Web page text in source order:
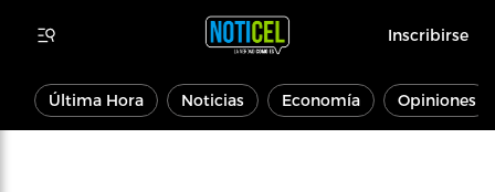
Inscribirse
Última Hora Noticias Economía Opiniones